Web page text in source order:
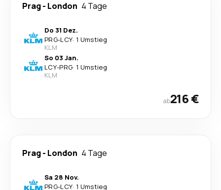
Prag- London 4 Tage
Do 31 Dez.
PRG-LCY· 1 Umstieg
KLM
So 03 Jan.
LCY-PRG· 1 Umstieg
KLM
ab216 €
Prag- London 4 Tage
Sa 28 Nov.
PRG-LCY· 1 Umstieg